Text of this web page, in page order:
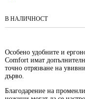
В НАЛИЧНОСТ
Особено удобните и
Comfort имат
точно отрязване на
дърво.
Благодарение на